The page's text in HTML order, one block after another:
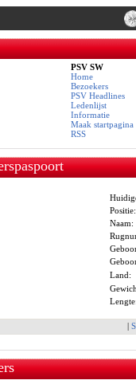
PSV SW
Home
Bezoekers
PSV Headlines
Ledenlijst
Informatie
Maak startpagina
RSS
Positie:
Naam:
Land:
Lengte:
|